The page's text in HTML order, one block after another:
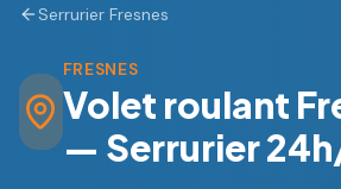
Serrurier Fresnes
FRESNES
Volet roulant
— Serrurier